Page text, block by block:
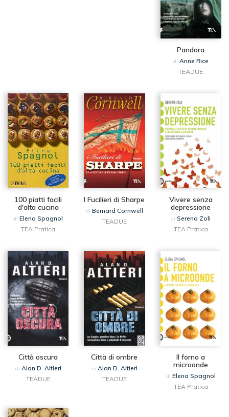
Pandora
di Anne Rice
TEADUE
100 piatti facili
d'alta cucina
diElena Spagnol
TEA Pratica
I Fucilieri di Sharpe
di Bernard Cornwell
TEADUE
Vivere senza
depressione
diSerena Zoli
TEA Pratica
Città oscura
di Alan D. Altieri
TEADUE
Città di ombre
di Alan D. Altieri
TEADUE
Il forno a
microonde
di Elena Spagnol
TEA Pratica